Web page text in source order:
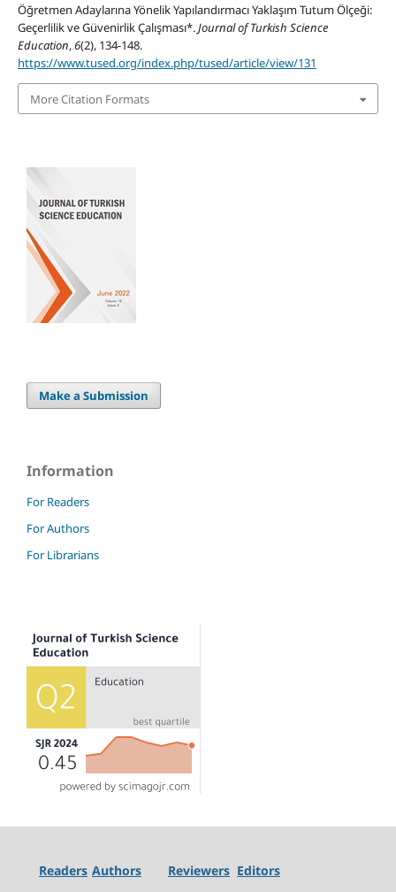
Öğretmen Adaylarına Yönelik Yapılandırmacı Yaklaşım Tutum Ölçeği:
Geçerlilik ve Güvenirlik Çalışması*.Journal of Turkish Science
Education,6(2), 134-148.
https://www.tused.org/index.php/tused/article/view/131
More Citation Formats
Make a Submission
Information
For Readers
For Authors
For Librarians
Readers Authors Reviewers Editors